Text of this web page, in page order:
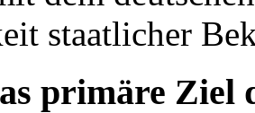
staatlicher
primäre Ziel